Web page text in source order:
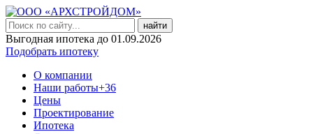
найти
Выгодная ипотека до 01.09.2026
Подобрать ипотеку
О компании
Наши работы+36
Цены
Проектирование
Ипотека